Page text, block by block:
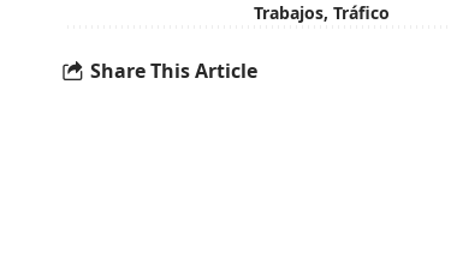
Trabajos, Tráfico
Share This Article